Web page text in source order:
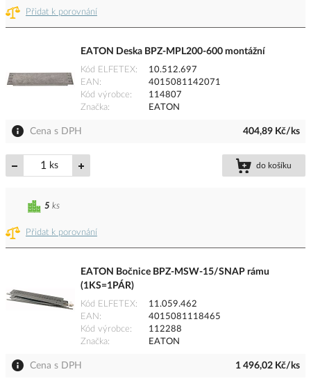
Přidat k porovnání
EATON Deska BPZ-MPL200-600 montážní
Kód ELFETEX
10.512.697
EAN
4015081142071
Kód výrobce
114807
Značka
EATON
Cena s DPH 404,89 Kč/ks
ks do košíku
Přidat k porovnání
5 ks
EATON Bočnice BPZ-MSW-15/SNAP rámu
(1KS=1PÁR)
Kód ELFETEX
11.059.462
EAN
4015081118465
Kód výrobce
112288
Značka
EATON
Cena s DPH 1 496,02 Kč/ks